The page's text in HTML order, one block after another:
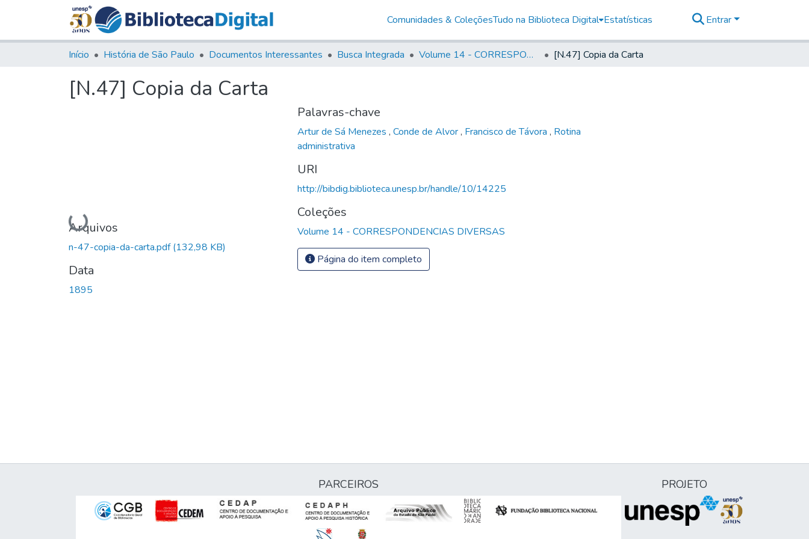
Comunidades & ColeçõesTudo na Biblioteca Digital Estatísticas Entrar
Início História de São Paulo Documentos Interessantes Busca Integrada Volume 14 - CORRESPONDENCIAS DIVERSAS [N.47] Copia da Carta
[N.47] Copia da Carta
Carregando...
Arquivos
n-47-copia-da-carta.pdf(132,98 KB)
Data
1895
Palavras-chave
Artur de Sá Menezes , Conde de Alvor, Francisco de Távora , Rotina
administrativa
URI
http://bibdig.biblioteca.unesp.br/handle/10/14225
Coleções
Volume 14 - CORRESPONDENCIAS DIVERSAS
Página do item completo
PARCEIROS PROJETO